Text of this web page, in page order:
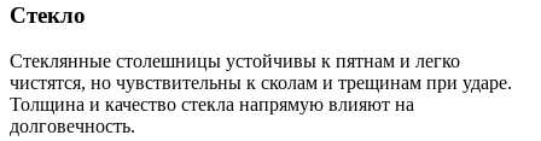
Стекло
Стеклянные столешницы устойчивы к пятнам и легко
чистятся, но чувствительны к сколам и трещинам при ударе.
Толщина и качество стекла напрямую влияют на
долговечность.